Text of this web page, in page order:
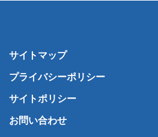
サイトマップ
プライバシーポリシー
サイトポリシー
お問い合わせ